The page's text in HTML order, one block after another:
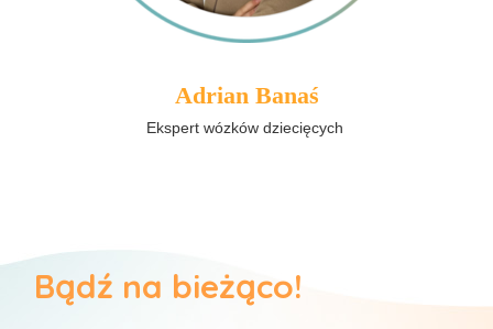
Adrian Banaś
Ekspert wózków dziecięcych
Bądź na bieżąco!